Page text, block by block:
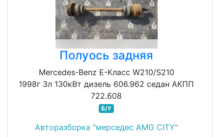
Полуось задняя
Mercedes-Benz E-Класс W210/S210
1998г 3л 130кВт дизель 606.962 седан АКПП
722.608
Б/У
Авторазборка "мерседес AMG CITY"